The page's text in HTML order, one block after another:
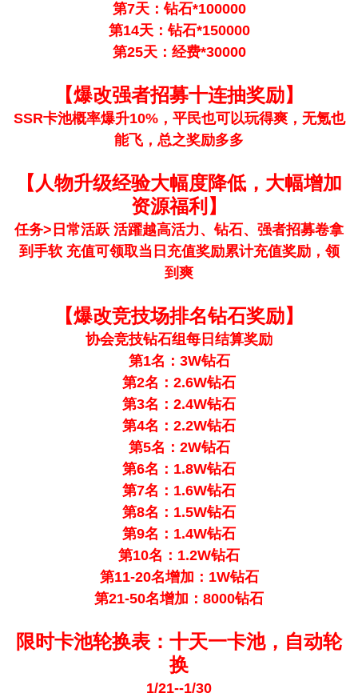
第7天：钻石*100000
第14天：钻石*150000
第25天：经费*30000
【爆改强者招募十连抽奖励】
SSR卡池概率爆升10%，平民也可以玩得爽，无氪也
能飞，总之奖励多多
【人物升级经验大幅度降低，大幅增加
资源福利】
任务>日常活跃 活躍越高活力、钻石、强者招募卷拿
到手软 充值可领取当日充值奖励累计充值奖励，领
到爽
【爆改竞技场排名钻石奖励】
协会竞技钻石组每日结算奖励
第1名：3W钻石
第2名：2.6W钻石
第3名：2.4W钻石
第4名：2.2W钻石
第5名：2W钻石
第6名：1.8W钻石
第7名：1.6W钻石
第8名：1.5W钻石
第9名：1.4W钻石
第10名：1.2W钻石
第11-20名增加：1W钻石
第21-50名增加：8000钻石
限时卡池轮换表：十天一卡池，自动轮
换
1/21--1/30